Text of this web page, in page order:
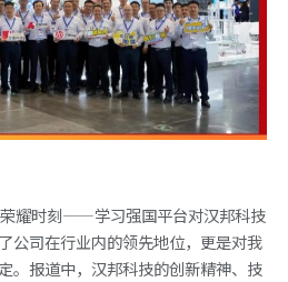
耀时刻——学习强国平台对汉邦科技
公司在行业内的领先地位，更是对我
。报道中，汉邦科技的创新精神、技